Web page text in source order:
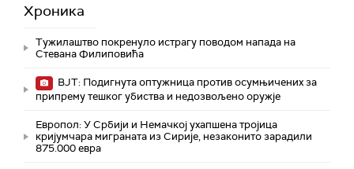
Хроника
Тужилаштво покренуло истрагу поводом напада на
Стевана Филиповића
ВЈТ: Подигнута оптужница против осумњичених за
припрему тешког убиства и недозвољено оружје
Европол: У Србији и Немачкој ухапшена тројица
кријумчара миграната из Сирије, незаконито зарадили
875.000 евра